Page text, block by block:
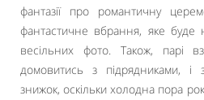
фантазії про романтичну
фантастичне вбрання, яке буде
весільних фото. Також, парі
домовитись з підрядниками, і
знижок, оскільки холодна пора